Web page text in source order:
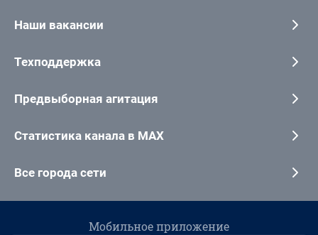
Наши вакансии
Техподдержка
Предвыборная агитация
Статистика канала в MAX
Все города сети
Мобильное приложение